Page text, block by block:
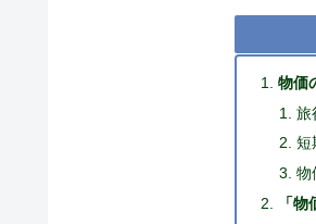
物価
旅
短
物
「